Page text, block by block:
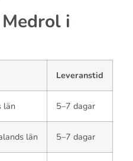
i
Leveranstid
län 5–7 dagar
län 5–7 dagar